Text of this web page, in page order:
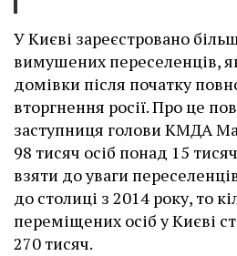
У Києві зареєстровано
вимушених переселенців,
домівки після початку
вторгнення росії. Про це
заступниця голови КМДА
98 тисяч осіб понад 15
взяти до уваги
до столиці з 2014 року, то
переміщених осіб у Києві
270 тисяч.